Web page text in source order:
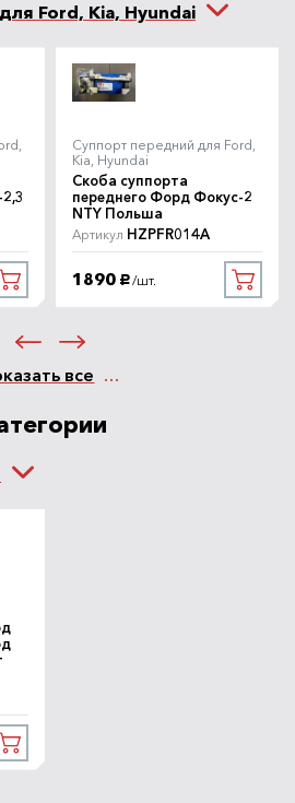
Ford, Kia, Hyundai
Суппорт передний для Ford,
Kia, Hyundai
Скоба суппорта
переднего Форд Фокус-2
NTY Польша
Артикул HZPFR014A
1890 руб. /шт.
все